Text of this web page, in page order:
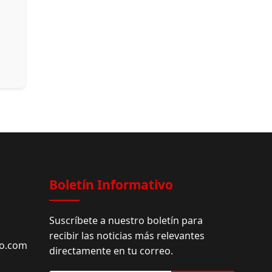
Boletín Informativo
Suscríbete a nuestro boletín para
recibir las noticias más relevantes
directamente en tu correo.